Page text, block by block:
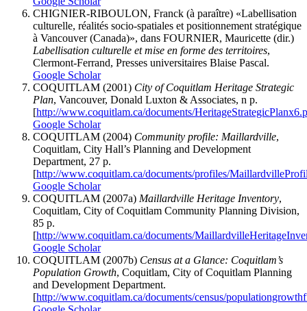
CHIGNIER-RIBOULON, Franck (à paraître) «Labellisation
culturelle, réalités socio-spatiales et positionnement stratégique
à Vancouver (Canada)», dans FOURNIER, Mauricette (dir.)
Labellisation culturelle et mise en forme des territoires,
Clermont-Ferrand, Presses universitaires Blaise Pascal.
Google Scholar
COQUITLAM (2001) City of Coquitlam Heritage Strategic
Plan, Vancouver, Donald Luxton & Associates, n p.
[http://www.coquitlam.ca/documents/
Google Scholar
COQUITLAM (2004) Community profile: Maillardville,
Coquitlam, City Hall’s Planning and Development
Department, 27 p.
[http://www.coquitlam.ca/documents/profiles/
Google Scholar
COQUITLAM (2007a) Maillardville Heritage Inventory,
Coquitlam, City of Coquitlam Community Planning Division,
85 p.
[http://www.coquitlam.ca/documents/
Google Scholar
COQUITLAM (2007b) Census at a Glance: Coquitlam’s
Population Growth, Coquitlam, City of Coquitlam Planning
and Development Department.
[http://www.coquitlam.ca/documents/census/